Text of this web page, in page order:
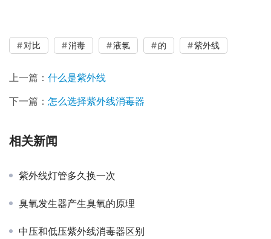
对比 消毒 液氯 的 紫外线
上一篇： 什么是紫外线
下一篇： 怎么选择紫外线消毒器
相关新闻
紫外线灯管多久换一次
臭氧发生器产生臭氧的原理
中压和低压紫外线消毒器区别